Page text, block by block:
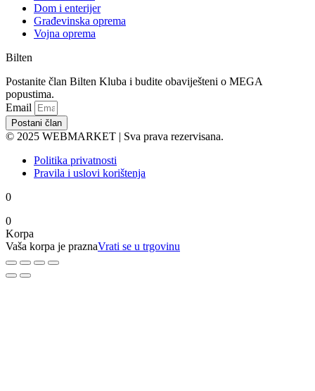
Dom i enterijer
Građevinska oprema
Vojna oprema
Bilten
Postanite član Bilten Kluba i budite obaviješteni o MEGA
popustima.
Email
Postani član
© 2025 WEBMARKET | Sva prava rezervisana.
Politika privatnosti
Pravila i uslovi korištenja
0
0
Korpa
Vaša korpa je praznaVrati se u trgovinu